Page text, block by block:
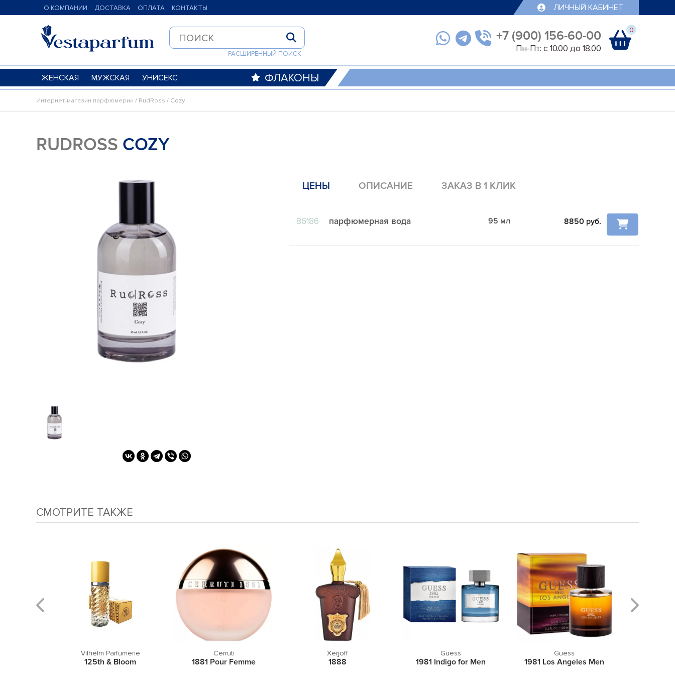
О КОМПАНИИ ДОСТАВКА ОПЛАТА КОНТАКТЫ ЛИЧНЫЙ КАБИНЕТ
ФЛАКОНЫ
РАСШИРЕННЫЙ ПОИСК
0
+7 (900) 156-60-00
Пн-Пт: с 10.00 до 18.00
ЖЕНСКАЯ МУЖСКАЯ УНИСЕКС
Интернет-магазин парфюмерии / RudRoss / Cozy
RUDROSS COZY
ЦЕНЫ ОПИСАНИЕ ЗАКАЗ В 1 КЛИК
86186 парфюмерная вода 95 мл 8850 руб.
СМОТРИТЕ ТАКЖЕ
Vilhelm Parfumerie
125th & Bloom
Cerruti
1881 Pour Femme
Xerjoff
1888
Guess
1981 Indigo for Men
Guess
1981 Los Angeles Men